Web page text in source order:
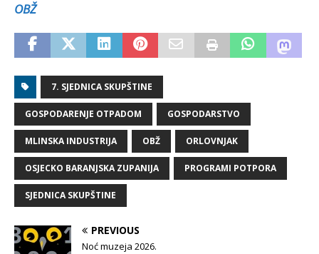
OBŽ
7. SJEDNICA SKUPŠTINE
GOSPODARENJE OTPADOM GOSPODARSTVO
MLINSKA INDUSTRIJA OBŽ ORLOVNJAK
OSJECKO BARANJSKA ZUPANIJA PROGRAMI POTPORA
SJEDNICA SKUPŠTINE
PREVIOUS
Noć muzeja 2026.